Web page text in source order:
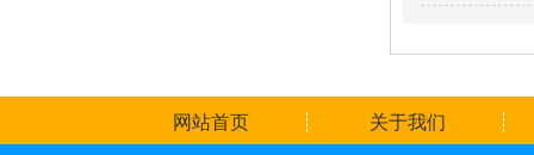
网站首页 关于我们